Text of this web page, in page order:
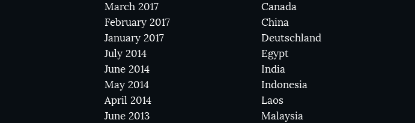
March 2017
February 2017
January 2017
July 2014
June 2014
May 2014
April 2014
June 2013
Canada
China
Deutschland
Egypt
India
Indonesia
Laos
Malaysia